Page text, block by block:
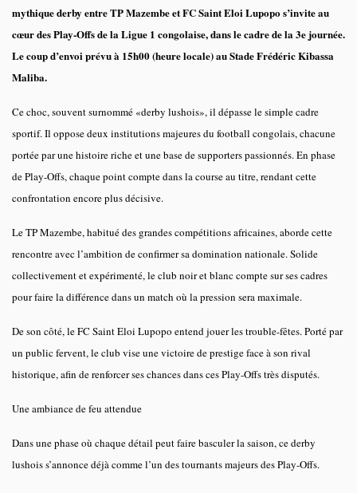
mythique derby entre TP Mazembe et FC Saint Eloi Lupopo s’invite au
cœur des Play-Offs de la Ligue 1 congolaise, dans le cadre de la 3e journée.
Le coup d’envoi prévu à 15h00 (heure locale) au Stade Frédéric Kibassa
Maliba.
Ce choc, souvent surnommé «derby lushois», il dépasse le simple cadre
sportif. Il oppose deux institutions majeures du football congolais, chacune
portée par une histoire riche et une base de supporters passionnés. En phase
de Play-Offs, chaque point compte dans la course au titre, rendant cette
confrontation encore plus décisive.
Le TP Mazembe, habitué des grandes compétitions africaines, aborde cette
rencontre avec l’ambition de confirmer sa domination nationale. Solide
collectivement et expérimenté, le club noir et blanc compte sur ses cadres
pour faire la différence dans un match où la pression sera maximale.
De son côté, le FC Saint Eloi Lupopo entend jouer les trouble-fêtes. Porté par
un public fervent, le club vise une victoire de prestige face à son rival
historique, afin de renforcer ses chances dans ces Play-Offs très disputés.
Une ambiance de feu attendue
Dans une phase où chaque détail peut faire basculer la saison, ce derby
lushois s’annonce déjà comme l’un des tournants majeurs des Play-Offs.